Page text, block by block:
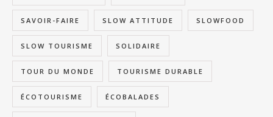
SAVOIR-FAIRE SLOW ATTITUDE SLOWFOOD
SLOW TOURISME SOLIDAIRE
TOUR DU MONDE TOURISME DURABLE
ÉCOTOURISME ÉCOBALADES